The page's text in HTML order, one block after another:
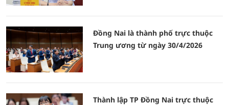
Đồng Nai là thành phố trực thuộc
Trung ương từ ngày 30/4/2026
Thành lập TP Đồng Nai trực thuộc